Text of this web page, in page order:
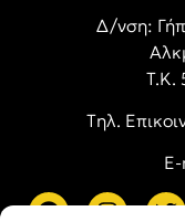
Δ/νση:
Τ.Κ.
Tηλ.